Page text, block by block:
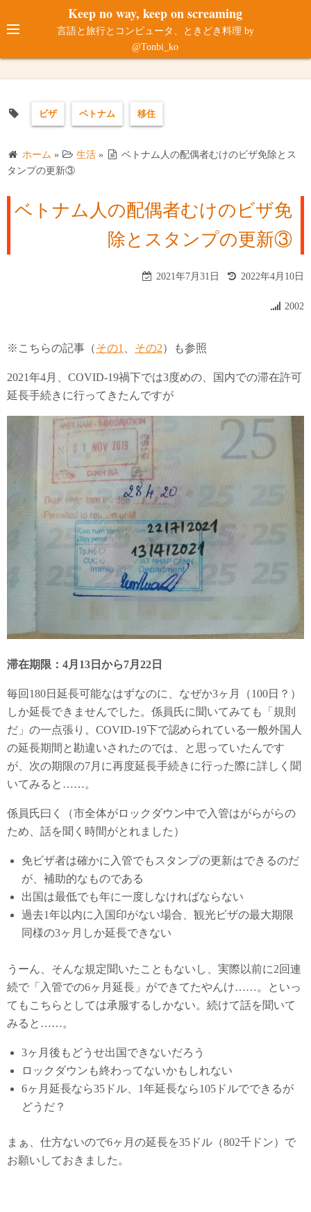
ン
ン
ツ
ス
ッ
プ
Keep no way, keep on screaming
言語と旅行とコンピュータ、ときどき料理 by
@Tonbi_ko
ビザ ベトナム 移住
ホーム » 生活 »
ベトナム人の配偶者むけのビザ免除とス
タンプの更新③
ベトナム人の配偶者むけのビザ免
除とスタンプの更新③
2021年7月31日 2022年4月10日
2002
※こちらの記事（その1 その2）も参照
2021年4月、COVID-19禍下では3度めの、国内での滞在許可
延長手続きに行ってきたんですが
滞在期限：4月13日から7月22日
毎回180日延長可能なはずなのに、なぜか3ヶ月（100日？）
しか延長できませんでした。係員氏に聞いてみても「規則
だ」の一点張り。COVID-19下で認められている一般外国人
の延長期間と勘違いされたのでは、と思っていたんです
が、次の期限の7月に再度延長手続きに行った際に詳しく聞
いてみると……。
係員氏曰く（市全体がロックダウン中で入管はがらがらの
ため、話を聞く時間がとれました）
免ビザ者は確かに入管でもスタンプの更新はできるのだ
が、補助的なものである
出国は最低でも年に一度しなければならない
過去1年以内に入国印がない場合、観光ビザの最大期限
同様の3ヶ月しか延長できない
うーん、そんな規定聞いたこともないし、実際以前に2回連
続で「入管での6ヶ月延長」ができてたやんけ……。といっ
てもこちらとしては承服するしかない。続けて話を聞いて
みると……。
3ヶ月後もどうせ出国できないだろう
ロックダウンも終わってないかもしれない
6ヶ月延長なら35ドル、1年延長なら105ドルでできるが
どうだ？
まぁ、仕方ないので6ヶ月の延長を35ドル（802千ドン）で
お願いしておきました。